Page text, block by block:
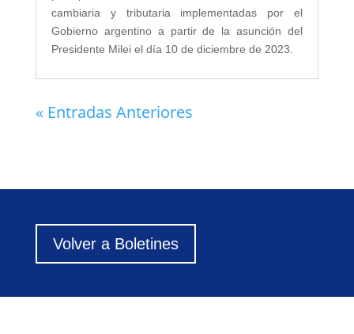
cambiaria y tributaria implementadas por el
Gobierno argentino a partir de la asunción del
Presidente Milei el día 10 de diciembre de 2023.
« Entradas Anteriores
Volver a Boletines